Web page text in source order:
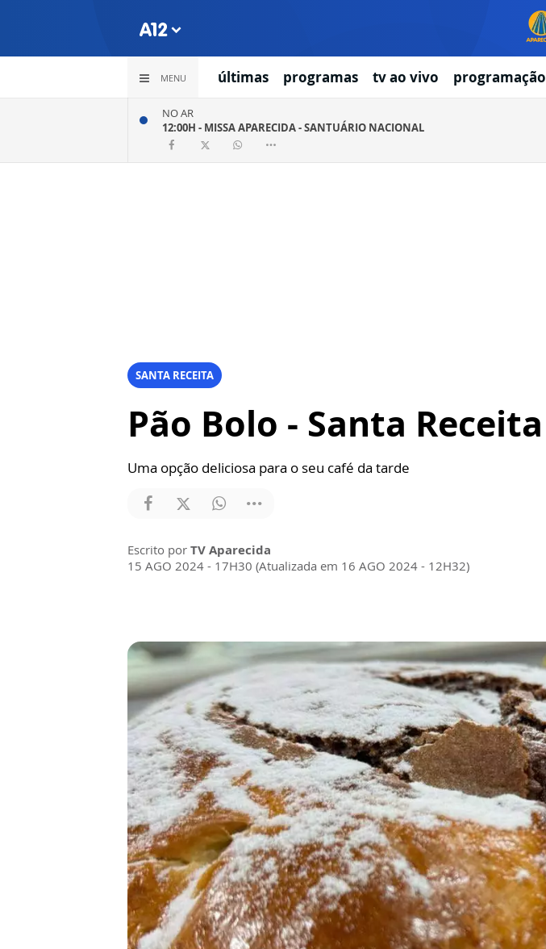
MENU últimas programas tv ao vivo programação
NO AR
12:00H - MISSA APARECIDA - SANTUÁRIO NACIONAL
SANTA RECEITA
Pão Bolo - Santa Receita
Uma opção deliciosa para o seu café da tarde
Escrito por TV Aparecida
15 AGO 2024 - 17H30 (Atualizada em 16 AGO 2024 - 12H32)